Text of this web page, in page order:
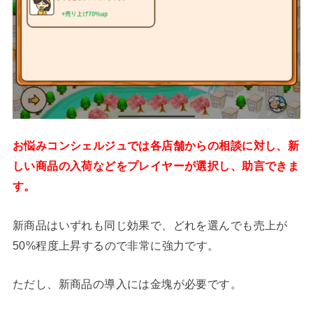
お悩みコンシェルジュでは各店舗からの相談に対し、新
しい商品の入荷などをプレイヤーが選択し、助言できま
す。
新商品はいずれも同じ効果で、どれを選んでも売上が
50%程度上昇するので非常に強力です。
ただし、新商品の導入には金塊が必要です。